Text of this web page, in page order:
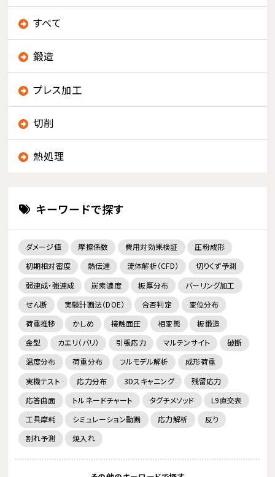
すべて
鍛造
プレス加工
切削
熱処理
キーワードで探す
ダメージ値 摩擦係数 費用対効果検証
圧粉成形
初期相対密度
熱伝達 流体解析（CFD）
切りくず予測
弱連成・強連成
炭素濃度 板厚分布
バーリング加工
せん断
実験計画法（DOE） 合否判定
変位分布
荷重推移
かしめ 接触面圧 相変態
板鍛造
金型
カエリ（バリ） 引張応力 マルテンサイト
破断
温度分布
荷重分布 フルモデル解析
成形荷重
実機テスト
応力分布 3Dスキャニング
残留応力
応答曲面
トルネードチャート タグチメソッド
L9直交表
工具摩耗
シミュレーション動画 応力解析
反り
割れ予測
焼入れ